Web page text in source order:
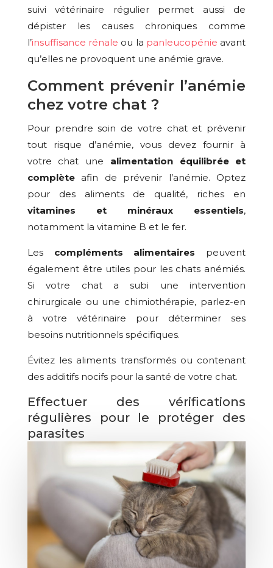
suivi vétérinaire régulier permet aussi de
dépister les causes chroniques comme
l’insuffisance rénale ou la panleucopénie avant
qu’elles ne provoquent une anémie grave.
Comment prévenir l’anémie
chez votre chat ?
Pour prendre soin de votre chat et prévenir
tout risque d’anémie, vous devez fournir à
votre chat une alimentation équilibrée et
complèteafin de prévenir l’anémie. Optez
pour des aliments de qualité, riches en
vitamines et minéraux essentiels,
notamment la vitamine B et le fer.
Les compléments alimentaires peuvent
également être utiles pour les chats anémiés.
Si votre chat a subi une intervention
chirurgicale ou une chimiothérapie, parlez-en
à votre vétérinaire pour déterminer ses
besoins nutritionnels spécifiques.
Évitez les aliments transformés ou contenant
des additifs nocifs pour la santé de votre chat.
Effectuer des vérifications
régulières pour le protéger des
parasites